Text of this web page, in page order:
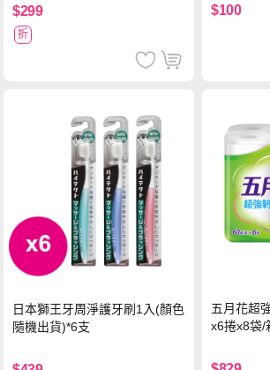
$299
折
$100
日本獅王牙周淨護牙刷1入(顏色
隨機出貨)*6支
五月花超
x6捲x8袋/